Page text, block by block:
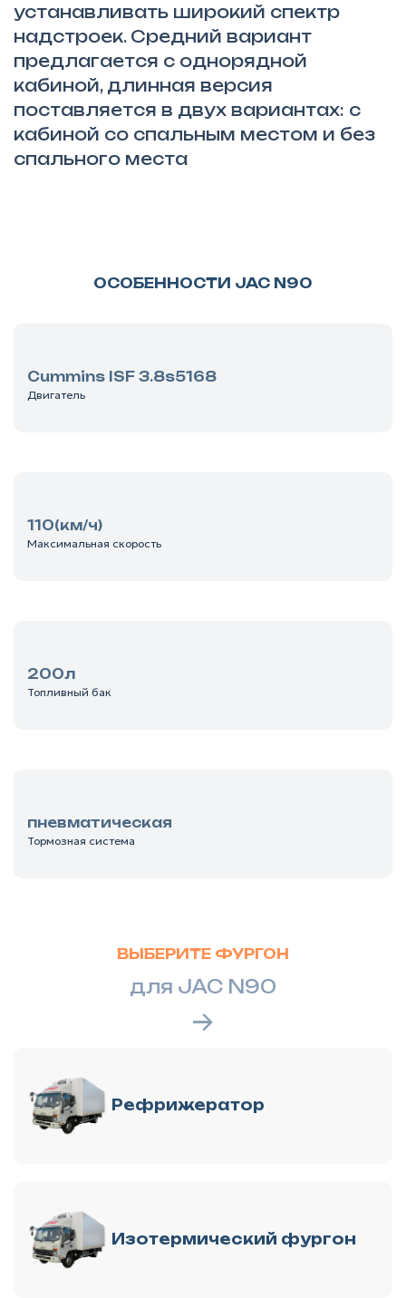
устанавливать широкий спектр
надстроек. Средний вариант
предлагается с однорядной
кабиной, длинная версия
поставляется в двух вариантах: с
кабиной со спальным местом и без
спального места
ОСОБЕННОСТИ JAC N90
Cummins ISF 3.8s5168
Двигатель
110(км/ч)
Максимальная скорость
200л
Топливный бак
пневматическая
Тормозная система
ВЫБЕРИТЕ ФУРГОН
для JAC N90
Рефрижератор
Изотермический фургон